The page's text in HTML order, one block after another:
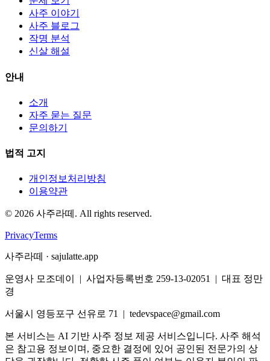
사주 이야기
사주 블로그
작명 분석
신살 해설
안내
소개
자주 묻는 질문
문의하기
법적 고지
개인정보처리방침
이용약관
© 2026 사주라떼. All rights reserved.
PrivacyTerms
사주라떼 · sajulatte.app
운영사 모조데이 | 사업자등록번호 259-13-02051 | 대표 정만
경
서울시 영등포구 선유로 71 | tedevspace@gmail.com
본 서비스는 AI 기반 사주 정보 제공 서비스입니다. 사주 해석
은 참고용 정보이며, 중요한 결정에 있어 공인된 전문가의 상